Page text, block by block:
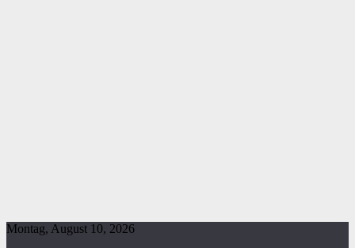
Montag, August 10, 2026